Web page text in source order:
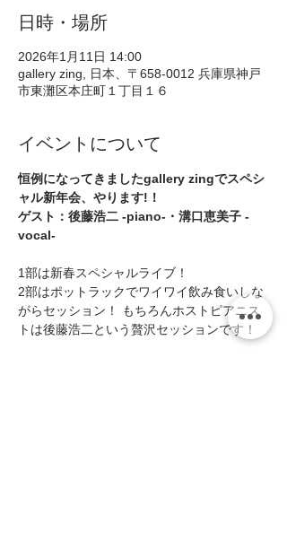
日時・場所
2026年1月11日 14:00
gallery zing, 日本、〒658-0012 兵庫県神戸
市東灘区本庄町１丁目１６
イベントについて
恒例になってきましたgallery zingでスペシ
ャル新年会、やります!！
ゲスト：後藤浩二 -piano-・溝口恵美子 -
vocal-
1部は新春スペシャルライブ！
2部はポットラックでワイワイ飲み食いしな
がらセッション！ もちろんホストピアニス
トは後藤浩二という贅沢セッションです！